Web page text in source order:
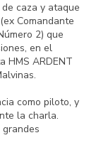
caza y ataque
Comandante
2) que
en el
HMS ARDENT
como piloto, y
la charla.